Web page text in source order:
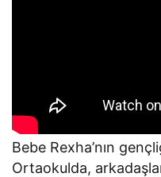
Bebe Rexha’nın
Ortaokulda,